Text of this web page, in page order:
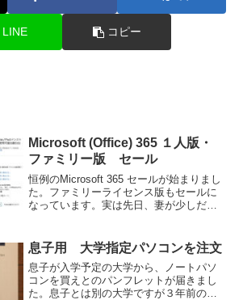
LINE コピー
Microsoft (Office) 365 １人版・
ファミリー版 セール
恒例のMicrosoft 365 セールが始まりまし
た。ファミリーライセンス版もセールに
なっています。実は先日、妻が少しだけ
に１回くらいちょこっと使え...
息子用 大学指定パソコンを注文
息子が入学予定の大学から、ノートパソ
コンを買えとのパンフレットが届きまし
た。息子とは別の大学ですが３年前の娘